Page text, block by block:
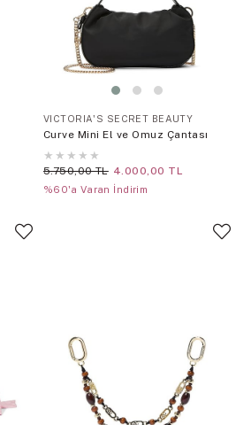
VICTORIA'S SECRET BEAUTY
Curve Mini El ve Omuz Çantası
★ ★ ★ ★ ★
5.750,00 TL 4.000,00 TL
%60'a Varan İndirim